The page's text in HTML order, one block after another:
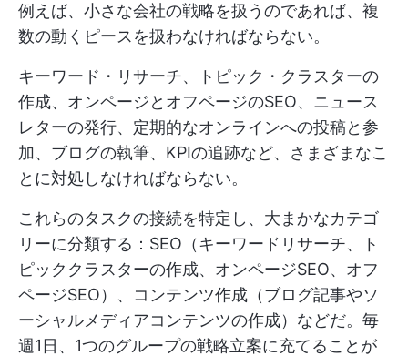
例えば、小さな会社の戦略を扱うのであれば、複
数の動くピースを扱わなければならない。
キーワード・リサーチ、トピック・クラスターの
作成、オンページとオフページのSEO、ニュース
レターの発行、定期的なオンラインへの投稿と参
加、ブログの執筆、KPIの追跡など、さまざまなこ
とに対処しなければならない。
これらのタスクの接続を特定し、大まかなカテゴ
リーに分類する：SEO（キーワードリサーチ、ト
ピッククラスターの作成、オンページSEO、オフ
ページSEO）、コンテンツ作成（ブログ記事やソ
ーシャルメディアコンテンツの作成）などだ。毎
週1日、1つのグループの戦略立案に充てることが